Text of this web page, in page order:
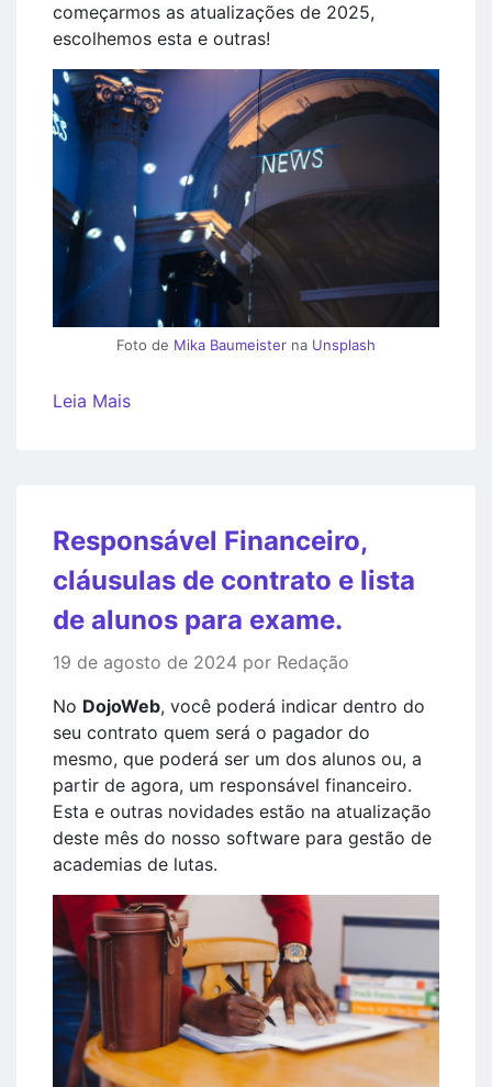
começarmos as atualizações de 2025,
escolhemos esta e outras!
Foto de Mika Baumeister na Unsplash
Leia Mais
Responsável Financeiro,
cláusulas de contrato e lista
de alunos para exame.
19 de agosto de 2024 por Redação
No DojoWeb, você poderá indicar dentro do
seu contrato quem será o pagador do
mesmo, que poderá ser um dos alunos ou, a
partir de agora, um responsável financeiro.
Esta e outras novidades estão na atualização
deste mês do nosso software para gestão de
academias de lutas.